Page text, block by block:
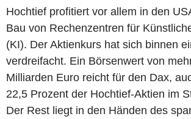
Hochtief profitiert vor allem in den
Bau von Rechenzentren für
(KI). Der Aktienkurs hat sich binnen
verdreifacht. Ein Börsenwert von
Milliarden Euro reicht für den Dax,
22,5 Prozent der Hochtief-Aktien im
Der Rest liegt in den Händen des